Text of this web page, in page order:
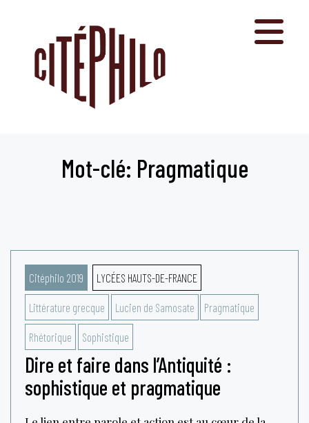
Mot-clé: Pragmatique
Citéphilo 2019 LYCÉES HAUTS-DE-FRANCE
Littérature grecque Lucien de Samosate Pragmatique
Rhétorique Sophistique
Dire et faire dans l’Antiquité :
sophistique et pragmatique